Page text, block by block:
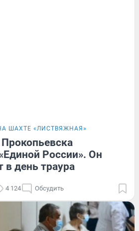
ШАХТЕ «ЛИСТВЯЖНАЯ»
России». Он
в день траура
4 124 Обсудить